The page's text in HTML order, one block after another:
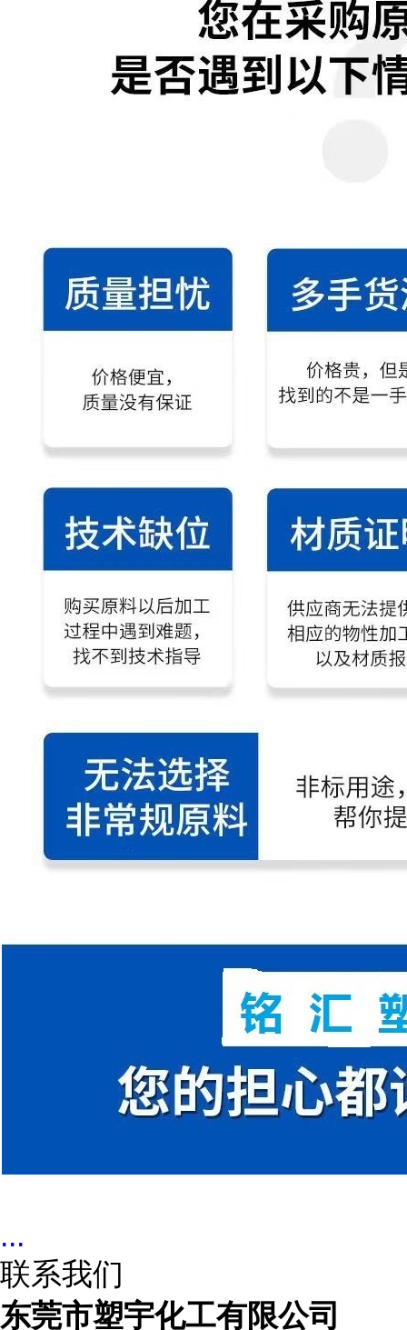
...
联系我们
东莞市塑宇化工有限公司